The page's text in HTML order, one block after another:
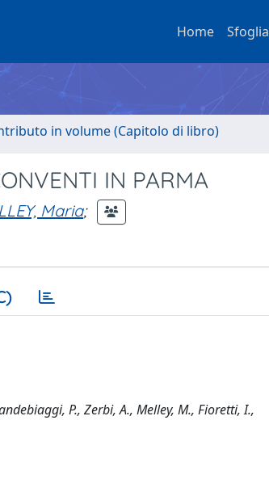
Home Sfoglia
in volume (Capitolo di libro)
IN PARMA
Maria;
P., Zerbi, A., Melley, M., Fioretti, I.,